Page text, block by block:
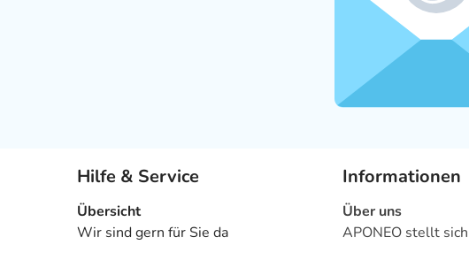
Hilfe & Service
Übersicht
Wir sind gern für Sie da
Informationen
Über uns
APONEO stellt